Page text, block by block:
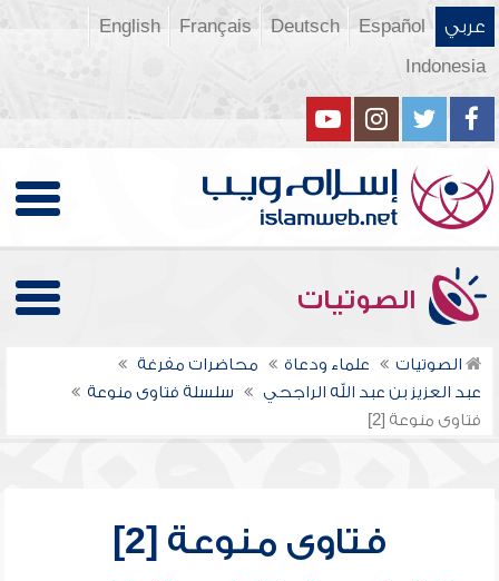
عربي Español
Deutsch
Français
English
Indonesia
الصوتيات
الصوتيات علماء ودعاة
محاضرات مفرغة
عبد العزيز بن عبد الله الراجحي
سلسلة فتاوى منوعة
فتاوى منوعة [2]
فتاوى منوعة [2]